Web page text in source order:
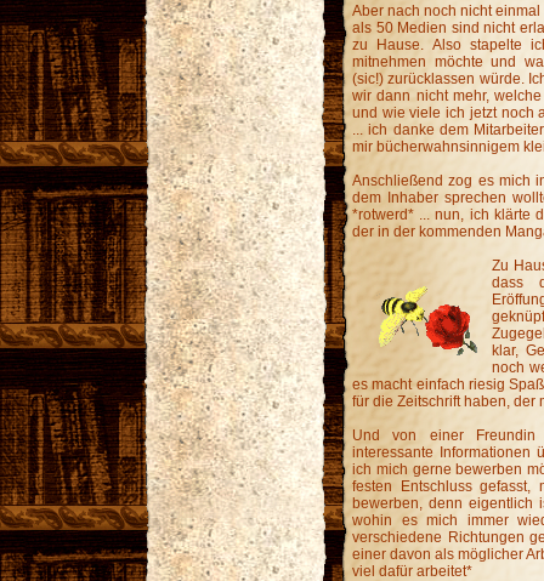
Aber nach noch nicht einmal
als 50 Medien sind nicht
zu Hause. Also stapelte
mitnehmen möchte und
(sic!) zurücklassen würde.
wir dann nicht mehr,
und wie viele ich jetzt noch
... ich danke dem
mir bücherwahnsinnigem
Anschließend zog es mich
dem Inhaber sprechen
*rotwerd* ... nun, ich klärte
der in der kommenden
Zu
dass
klar,
noch
es macht einfach riesig
für die Zeitschrift haben, der
Und von einer
interessante Informationen
ich mich gerne bewerben
festen Entschluss
bewerben, denn eigentlich
wohin es mich immer
verschiedene Richtungen
einer davon als möglicher
viel dafür arbeitet*